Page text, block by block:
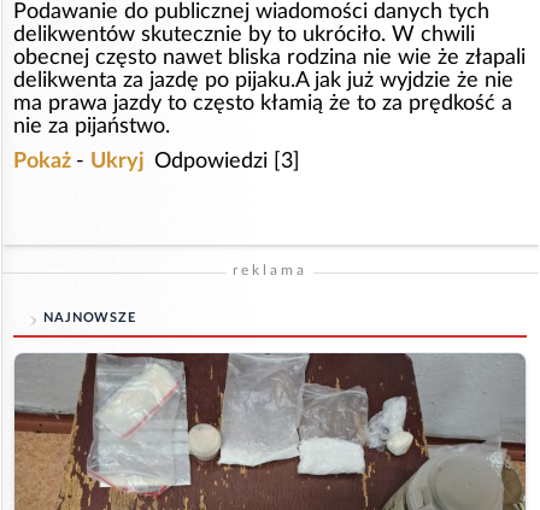
Podawanie do publicznej wiadomości danych tych
delikwentów skutecznie by to ukróciło. W chwili
obecnej często nawet bliska rodzina nie wie że złapali
delikwenta za jazdę po pijaku.A jak już wyjdzie że nie
ma prawa jazdy to często kłamią że to za prędkość a
nie za pijaństwo.
Pokaż - Ukryj Odpowiedzi [3]
reklama
NAJNOWSZE